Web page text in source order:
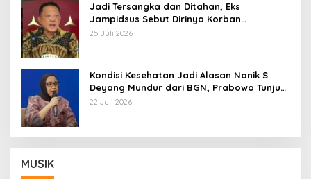
Jadi Tersangka dan Ditahan, Eks
Jampidsus Sebut Dirinya Korban
Kriminalisasi
25 Juli 2026
Kondisi Kesehatan Jadi Alasan Nanik S
Deyang Mundur dari BGN, Prabowo Tunjuk
Wamentan Sudaryono
22 Juli 2026
MUSIK